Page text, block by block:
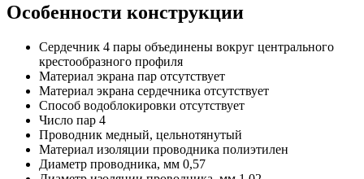
Особенности конструкции
Сердечник 4 пары объединены вокруг центрального
крестообразного профиля
Материал экрана пар отсутствует
Материал экрана сердечника отсутствует
Способ водоблокировки отсутствует
Число пар 4
Проводник медный, цельнотянутый
Материал изоляции проводника полиэтилен
Диаметр проводника, мм 0,57